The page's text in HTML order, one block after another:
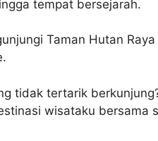
tempat bersejarah.
Taman Hutan
tidak tertarik
wisataku bersama